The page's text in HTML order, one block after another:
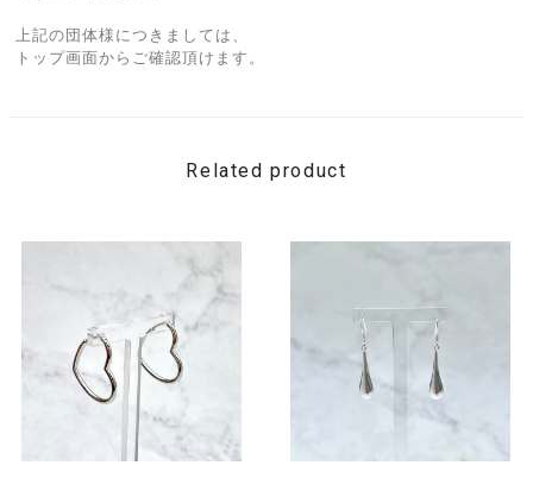
上記の団体様につきましては、
トップ画面からご確認頂けます。
Related product